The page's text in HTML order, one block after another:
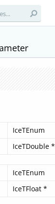
IceTEnum
IceTDouble *
IceTEnum
IceTFloat *